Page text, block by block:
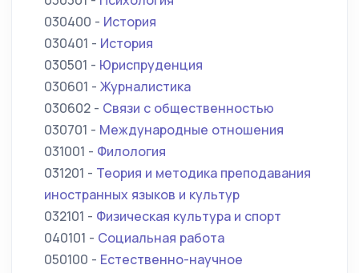
030400 - История
030401 - История
030501 - Юриспруденция
030601 - Журналистика
030602 - Связи с общественностью
030701 - Международные отношения
031001 - Филология
031201 - Теория и методика преподавания
иностранных языков и культур
032101 - Физическая культура и спорт
040101 - Социальная работа
050100 - Естественно-научное